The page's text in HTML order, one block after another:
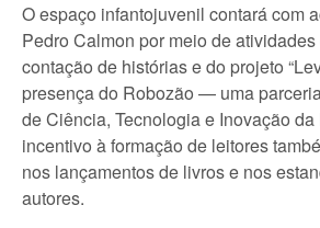
O espaço infantojuvenil contará com
Pedro Calmon por meio de
contação de histórias e do projeto
presença do Robozão — uma
de Ciência, Tecnologia e Inovação
incentivo à formação de leitores
nos lançamentos de livros e nos
autores.